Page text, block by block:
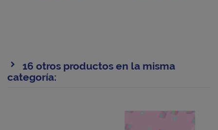
16 otros productos en la misma
categoría: